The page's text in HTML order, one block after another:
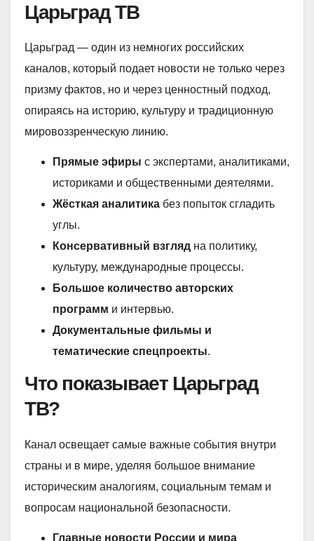
Царьград ТВ
Царьград — один из немногих российских
каналов, который подает новости не только через
призму фактов, но и через ценностный подход,
опираясь на историю, культуру и традиционную
мировоззренческую линию.
Прямые эфиры с экспертами, аналитиками,
историками и общественными деятелями.
Жёсткая аналитика без попыток сгладить
углы.
Консервативный взгляд на политику,
культуру, международные процессы.
Большое количество авторских
программ и интервью.
Документальные фильмы и
тематические спецпроекты.
Что показывает Царьград
ТВ?
Канал освещает самые важные события внутри
страны и в мире, уделяя большое внимание
историческим аналогиям, социальным темам и
вопросам национальной безопасности.
Главные новости России и мира